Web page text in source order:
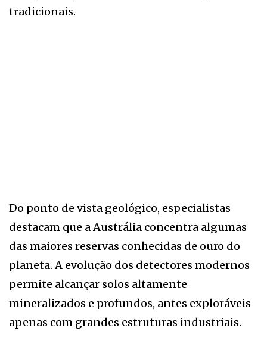
tradicionais.
Do ponto de vista geológico, especialistas
destacam que a Austrália concentra algumas
das maiores reservas conhecidas de ouro do
planeta. A evolução dos detectores modernos
permite alcançar solos altamente
mineralizados e profundos, antes exploráveis
apenas com grandes estruturas industriais.